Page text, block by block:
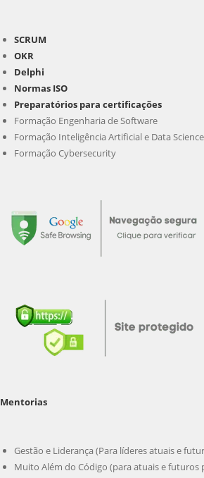
SCRUM
OKR
Delphi
Normas ISO
Preparatórios para certificações
Formação Engenharia de Software
Formação Inteligência Artificial e Data Science
Formação Cybersecurity
Mentorias
Gestão e Liderança (Para líderes atuais e
Muito Além do Código (para atuais e futuros